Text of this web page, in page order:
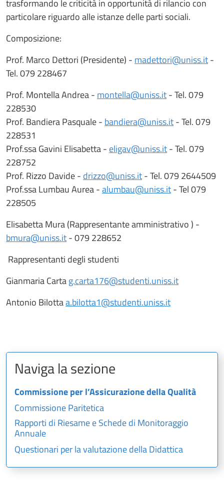
trasformando le criticità in opportunità di rilancio con
particolare riguardo alle istanze delle parti sociali.
Composizione:
Prof. Marco Dettori (Presidente) - madettori@uniss.it-
Tel. 079 228467
Prof. Montella Andrea - montella@uniss.it- Tel. 079
228530
Prof. Bandiera Pasquale - bandiera@uniss.it- Tel. 079
228531
Prof.ssa Gavini Elisabetta - eligav@uniss.it- Tel. 079
228752
Prof. Rizzo Davide - drizzo@uniss.it- Tel. 079 2644509
Prof.ssa Lumbau Aurea -alumbau@uniss.it- Tel 079
228505
Elisabetta Mura (Rappresentante amministrativo ) -
bmura@uniss.it- 079 228652
Rappresentanti degli studenti
Gianmaria Cartag.carta176@studenti.uniss.it
Antonio Bilottaa.bilotta1@studenti.uniss.it
Naviga la sezione
Commissione per l’Assicurazione della Qualità
Commissione Paritetica
Rapporti di Riesame e Schede di Monitoraggio
Annuale
Questionari per la valutazione della Didattica